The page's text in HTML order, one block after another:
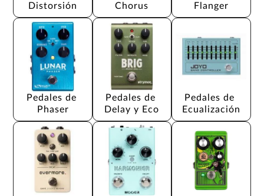
Distorsión
Chorus
Flanger
Pedales de
Phaser
Pedales de
Delay y Eco
Pedales de
Ecualización